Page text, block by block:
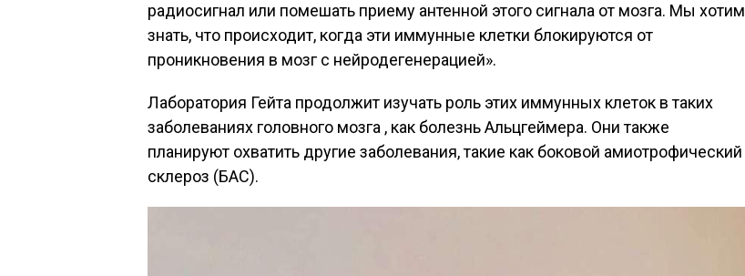
радиосигнал или помешать приему антенной этого сигнала от мозга. Мы хотим
знать, что происходит, когда эти иммунные клетки блокируются от
проникновения в мозг с нейродегенерацией».
Лаборатория Гейта продолжит изучать роль этих иммунных клеток в таких
заболеваниях головного мозга , как болезнь Альцгеймера. Они также
планируют охватить другие заболевания, такие как боковой амиотрофический
склероз (БАС).